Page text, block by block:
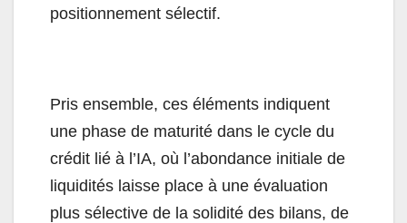
positionnement sélectif.
Pris ensemble, ces éléments indiquent
une phase de maturité dans le cycle du
crédit lié à l’IA, où l’abondance initiale de
liquidités laisse place à une évaluation
plus sélective de la solidité des bilans, de